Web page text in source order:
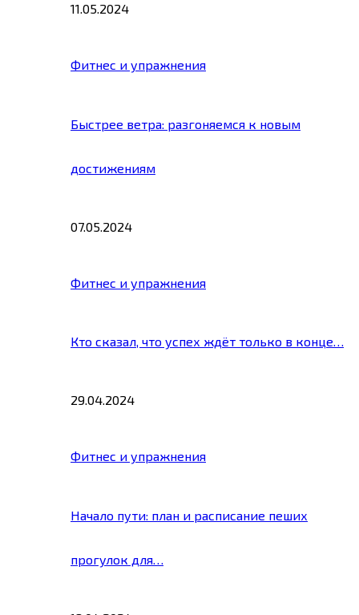
11.05.2024
Фитнес и упражнения
Быстрее ветра: разгоняемся к новым
достижениям
07.05.2024
Фитнес и упражнения
Кто сказал, что успех ждёт только в конце…
29.04.2024
Фитнес и упражнения
Начало пути: план и расписание пеших
прогулок для…